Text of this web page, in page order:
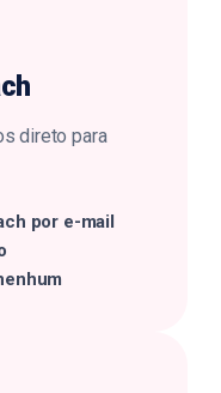
direto para
por e-mail